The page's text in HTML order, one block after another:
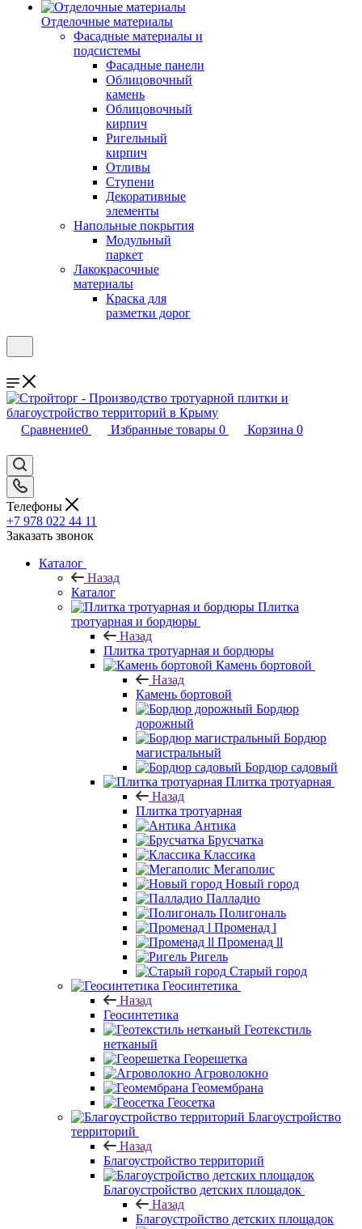
Отделочные материалы
Фасадные материалы и
подсистемы
Фасадные панели
Облицовочный
камень
Облицовочный
кирпич
Ригельный
кирпич
Отливы
Ступени
Декоративные
элементы
Напольные покрытия
Модульный
паркет
Лакокрасочные
материалы
Краска для
разметки дорог
Сравнение0 Избранные товары 0 Корзина 0
Телефоны
+7 978 022 44 11
Заказать звонок
Каталог
Назад
Каталог
Плитка
тротуарная и бордюры
Назад
Плитка тротуарная и бордюры
Камень бортовой
Назад
Камень бортовой
Бордюр
дорожный
Бордюр
магистральный
Бордюр садовый
Плитка тротуарная
Назад
Плитка тротуарная
Антика
Брусчатка
Классика
Мегаполис
Новый город
Палладио
Полигональ
Променад l
Променад ll
Ригель
Старый город
Геосинтетика
Назад
Геосинтетика
Геотекстиль
нетканый
Георешетка
Агроволокно
Геомембрана
Геосетка
Благоустройство
территорий
Назад
Благоустройство территорий
Благоустройство детских площадок
Назад
Благоустройство детских площадок